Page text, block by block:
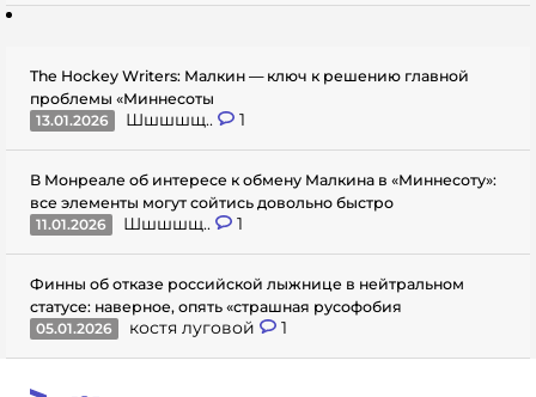
The Hockey Writers: Малкин — ключ к решению главной
проблемы «Миннесоты
13.01.2026
Шшшшщ.. 1
В Монреале об интересе к обмену Малкина в «Миннесоту»:
все элементы могут сойтись довольно быстро
11.01.2026
Шшшшщ.. 1
Финны об отказе российской лыжнице в нейтральном
статусе: наверное, опять «страшная русофобия
05.01.2026
костя луговой 1